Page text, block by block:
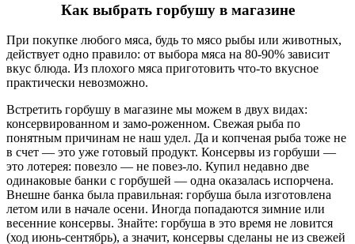
Как выбрать горбушу в магазине
При покупке любого мяса, будь то мясо рыбы или животных,
действует одно правило: от выбора мяса на 80-90% зависит
вкус блюда. Из плохого мяса приготовить что-то вкусное
практически невозможно.
Встретить горбушу в магазине мы можем в двух видах:
консервированном и замо-роженном. Свежая рыба по
понятным причинам не наш удел. Да и копченая рыба тоже не
в счет — это уже готовый продукт. Консервы из горбуши —
это лотерея: повезло — не повез-ло. Купил недавно две
одинаковые банки с горбушей — одна оказалась испорчена.
Внешне банка была правильная: горбуша была изготовлена
летом или в начале осени. Иногда попадаются зимние или
весенние консервы. Знайте: горбуша в это время не ловится
(ход июнь-сентябрь), а значит, консервы сделаны не из свежей